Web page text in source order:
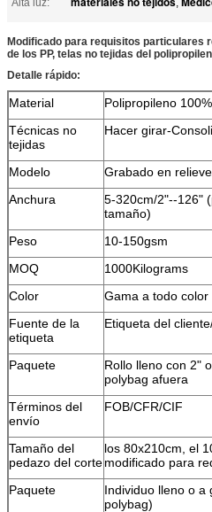
Alta luz: ,
Modificado para requisitos particulares
de los PP, telas no tejidas del
Detalle rápido:
Material
Polipropileno
Técnicas no
tejidas
Hacer girar-
Modelo
Grabado en
Anchura
5-320cm/2"--126"
tamaño)
Peso
10-150gsm
MOQ
1000Kilograms
Color
Gama a todo color
Fuente de la
etiqueta
Etiqueta del
Paquete
Rollo lleno con 2"
polybag afuera
Términos del
envío
FOB/CFR/CIF
Tamaño del
pedazo del corte
los 80x210cm, el
modificado para
Paquete
Individuo lleno o a
polybag)